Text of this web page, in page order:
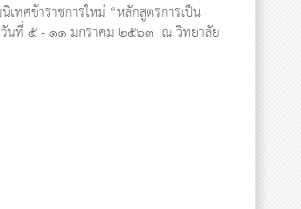
เทศข้าราชการใหม่ “หลักสูตรการเป็น
วันที่ ๕ - ๑๑ มกราคม ๒๕๖๓ ณ วิทยาลัย